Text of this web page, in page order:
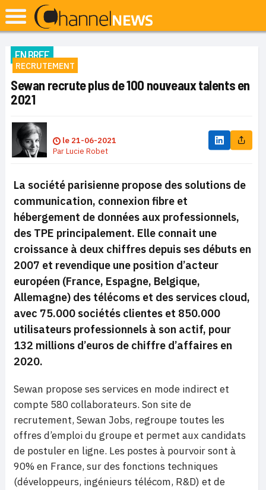
EN BREF
RECRUTEMENT
Sewan recrute plus de 100 nouveaux talents en
2021
le 21-06-2021
ParLucie Robet
La société parisienne propose des solutions de
communication, connexion fibre et
hébergement de données aux professionnels,
des TPE principalement. Elle connait une
croissance à deux chiffres depuis ses débuts en
2007 et revendique une position d’acteur
européen (France, Espagne, Belgique,
Allemagne) des télécoms et des services cloud,
avec 75.000 sociétés clientes et 850.000
utilisateurs professionnels à son actif, pour
132 millions d’euros de chiffre d’affaires en
2020.
Sewan propose ses services en mode indirect et
compte 580 collaborateurs. Son site de
recrutement, Sewan Jobs, regroupe toutes les
offres d’emploi du groupe et permet aux candidats
de postuler en ligne. Les postes à pourvoir sont à
90% en France, sur des fonctions techniques
(développeurs, ingénieurs télécom, R&D) et de